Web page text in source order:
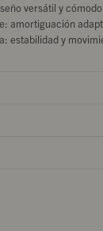
versátil y
amortiguación
estabilidad y